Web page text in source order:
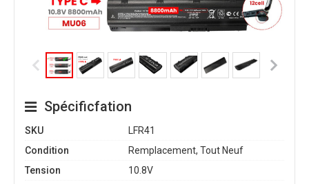
Spécificfation
SKU
LFR41
Condition
Remplacement, Tout Neuf
Tension
10.8V